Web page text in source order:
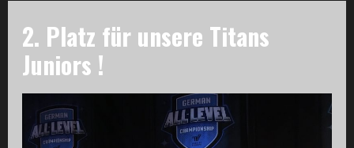
2. Platz für unsere Titans
Juniors !